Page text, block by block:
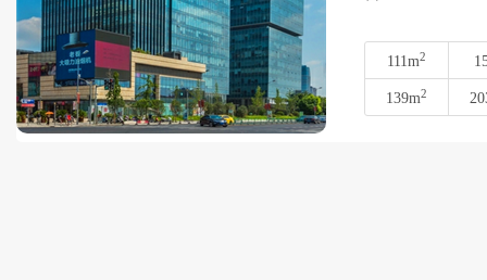
111m2
139m2